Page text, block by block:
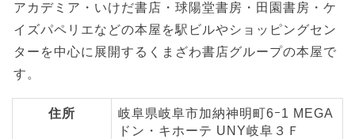
アカデミア・いけだ書店・球陽堂書房・田園書房・ケ
イズパペリエなどの本屋を駅ビルやショッピングセン
ターを中心に展開するくまざわ書店グループの本屋で
す。
住所
岐阜県岐阜市加納神明町6ｰ1 MEGA
ドン・キホーテ UNY岐阜３Ｆ